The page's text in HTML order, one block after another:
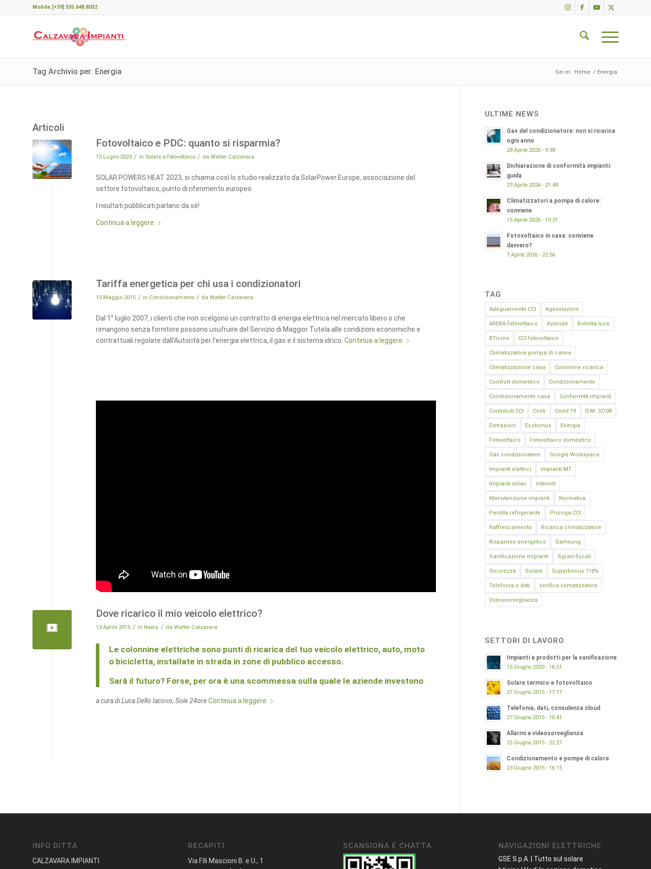
Mobile [+39] 335.648.8032
Tag Archivio per: Energia Sei in: Home / Energia
Articoli
Fotovoltaico e PDC: quanto si risparmia?
15 Luglio 2023 / in Solare e fotovoltaico / da Walter Calzavara
SOLAR POWERS HEAT 2023, si chiama così lo studio realizzato da SolarPower Europe, associazione del
settore fotovoltaico, punto di riferimento europeo.
I risultati pubblicati parlano da sé!
Continua a leggere
Tariffa energetica per chi usa i condizionatori
15 Maggio 2015 / in Condizionamento / da Walter Calzavara
Dal 1° luglio 2007, i clienti che non scelgono un contratto di energia elettrica nel mercato libero o che
rimangono senza fornitore possono usufruire del Servizio di Maggior Tutela alle condizioni economiche e
contrattuali regolate dall’Autorità per l’energia elettrica, il gas e il sistema idrico. Continua a leggere
Dove ricarico il mio veicolo elettrico?
13 Aprile 2015 / in News / da Walter Calzavara
Le colonnine elettriche sono punti di ricarica del tuo veicolo elettrico, auto, moto
o bicicletta, installate in strada in zone di pubblico accesso.
Sarà il futuro? Forse, per ora è una scommessa sulla quale le aziende investono
a cura di Luca Dello Iacovo, Sole 24oreContinua a leggere
ULTIME NEWS
Gas del condizionatore: non si ricarica
ogni anno
28 Aprile 2026 - 9:38
Dichiarazione di conformità impianti:
guida
23 Aprile 2026 - 21:48
Climatizzatori a pompa di calore:
conviene
15 Aprile 2026 - 19:31
Fotovoltaico in casa: conviene
davvero?
7 Aprile 2026 - 22:56
TAG
Adeguamento CCI Agevolazioni
ARERA fotovoltaico Aziende Bolletta luce
BTicino CCI fotovoltaico
Climatizzatore pompa di calore
Climatizzazione casa Colonnine ricarica
Comfort domestico Condizionamento
Condizionamento casa Conformità impianti
Contributi CCI Costi Covid-19 D.M. 37/08
Detrazioni Ecobonus Energia
Fotovoltaico Fotovoltaico domestico
Gas condizionatore Google Workspace
Impianti elettrici Impianti MT
Impianti solari Internet
Manutenzione impianti Normativa
Perdita refrigerante Proroga CCI
Raffrescamento Ricarica climatizzatore
Risparmio energetico Samsung
Sanificazione impianti Sgravi fiscali
Sicurezza Solare Superbonus 110%
Telefonia e dati Verifica climatizzatore
Videosorveglianza
SETTORI DI LAVORO
Impianti e prodotti per la sanificazione
15 Giugno 2020 - 16:51
Solare termico e fotovoltaico
27 Giugno 2015 - 17:17
Telefonia, dati, consulenza cloud
27 Giugno 2015 - 10:41
Allarmi e videosorveglianza
25 Giugno 2015 - 22:27
Condizionamento e pompe di calore
23 Giugno 2015 - 16:15
INFO DITTA
CALZAVARA IMPIANTI
RECAPITI
Via F.lli Mascioni B. e U., 1
SCANSIONA E CHATTA NAVIGAZIONI ELETTRICHE
GSE S.p.A. | Tutto sul solare